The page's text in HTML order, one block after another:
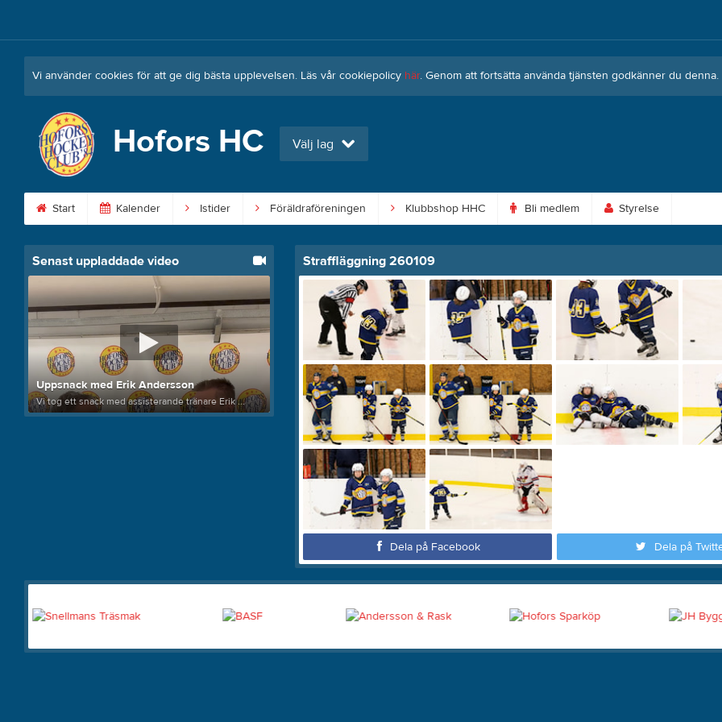
Vi använder cookies för att ge dig bästa upplevelsen. Läs vår cookiepolicy här. Genom att fortsätta använda tjänsten godkänner du denna.
Hofors HC Välj lag
Start Kalender Istider Föräldraföreningen Klubbshop HHC Bli medlem Styrelse
Senast uppladdade video
Uppsnack med Erik Andersson
Vi tog ett snack med assisterande tränare Erik ...
Straffläggning 260109
Dela på Facebook Dela på